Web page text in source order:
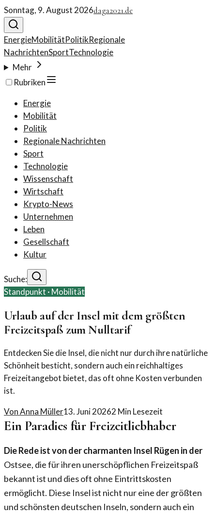
Sonntag, 9. August 2026daga2021.de
EnergieMobilitätPolitikRegionale
NachrichtenSportTechnologie
Mehr
Rubriken
Energie
Mobilität
Politik
Regionale Nachrichten
Sport
Technologie
Wissenschaft
Wirtschaft
Krypto-News
Unternehmen
Leben
Gesellschaft
Kultur
Suche:
Standpunkt · Mobilität
Urlaub auf der Insel mit dem größten
Freizeitspaß zum Nulltarif
Entdecken Sie die Insel, die nicht nur durch ihre natürliche
Schönheit besticht, sondern auch ein reichhaltiges
Freizeitangebot bietet, das oft ohne Kosten verbunden
ist.
VonAnna Müller13. Juni 20262 Min Lesezeit
Ein Paradies für Freizeitliebhaber
Die Rede ist von der charmanten Insel Rügen in der
Ostsee, die für ihren unerschöpflichen Freizeitspaß
bekannt ist und dies oft ohne Eintrittskosten
ermöglicht. Diese Insel ist nicht nur eine der größten
und schönsten deutschen Inseln, sondern auch ein